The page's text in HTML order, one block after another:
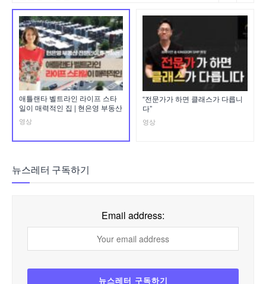
애틀랜타 벨트라인 라이프 스타
일이 매력적인 집 | 현은영 부동산
영상
“전문가가 하면 클래스가 다릅니
다”
영상
뉴스레터 구독하기
Email address: